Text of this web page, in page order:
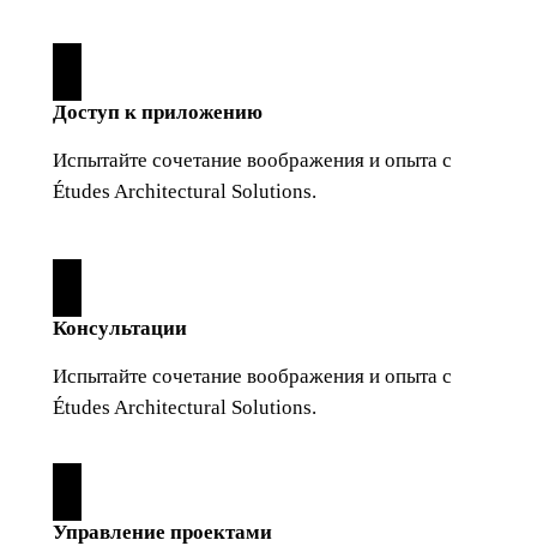
Доступ к приложению
Испытайте сочетание воображения и опыта с
Études Architectural Solutions.
Консультации
Испытайте сочетание воображения и опыта с
Études Architectural Solutions.
Управление проектами